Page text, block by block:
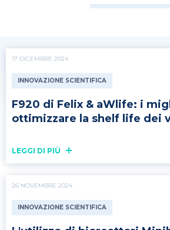
17 DICEMBRE 2024
INNOVAZIONE SCIENTIFICA
F920 di Felix & aWlife: i
ottimizzare la shelf life dei
LEGGI DI PIÙ
26 NOVEMBRE 2024
INNOVAZIONE SCIENTIFICA